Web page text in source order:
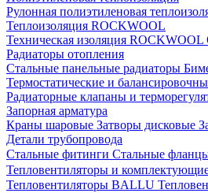
Рулонная полиэтиленовая
Теплоизоляция ROCKWOOL
Техническая изоляция ROCKWOOL
Радиаторы отопления
Стальные панельные радиаторы
Термостатические и
Радиаторные клапаны и
Запорная арматура
Краны шаровые Затворы дисковые
Детали трубопровода
Стальные фитинги Стальные
Тепловентиляторы и
Тепловентиляторы BALLU